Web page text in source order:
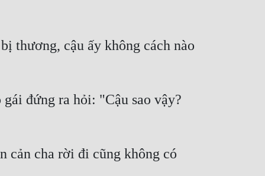
thương, cậu ấy không cách nào
đứng ra hỏi: "Cậu sao vậy?
cản cha rời đi cũng không có